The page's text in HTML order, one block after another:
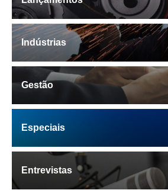
Indústrias
Gestão
Especiais
Entrevistas